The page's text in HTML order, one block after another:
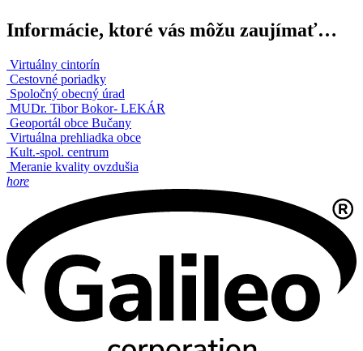
Informácie, ktoré vás môžu zaujímať…
Virtuálny cintorín
Cestovné poriadky
Spoločný obecný úrad
MUDr. Tibor Bokor- LEKÁR
Geoportál obce Bučany
Virtuálna prehliadka obce
Kult.-spol. centrum
Meranie kvality ovzdušia
hore